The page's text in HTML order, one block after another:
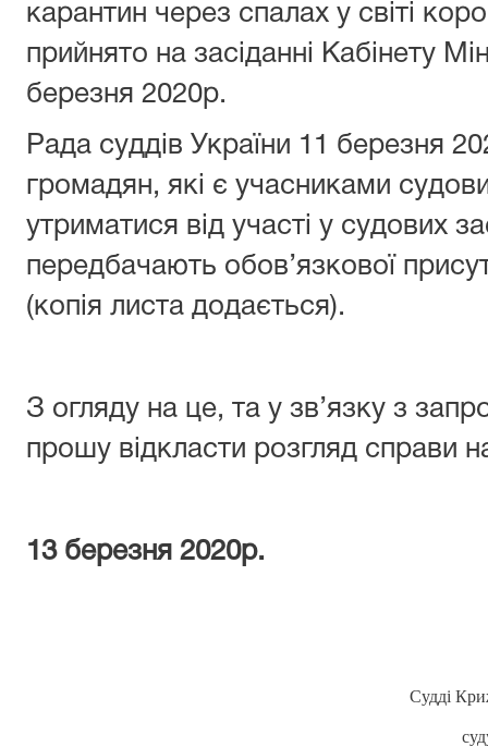
карантин через спалах у світі
прийнято на засіданні Кабінету
березня 2020р.
Рада суддів України 11 березня
громадян, які є учасниками
утриматися від участі у судових
передбачають обов’язкової
(копія листа додається).
З огляду на це, та у зв’язку з
прошу відкласти розгляд справи
13 березня 2020р.
Судді